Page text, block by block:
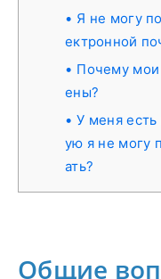
Я не могу
ектронной
Почему мои
ены?
У меня есть
ую я не могу
ать?
Общие